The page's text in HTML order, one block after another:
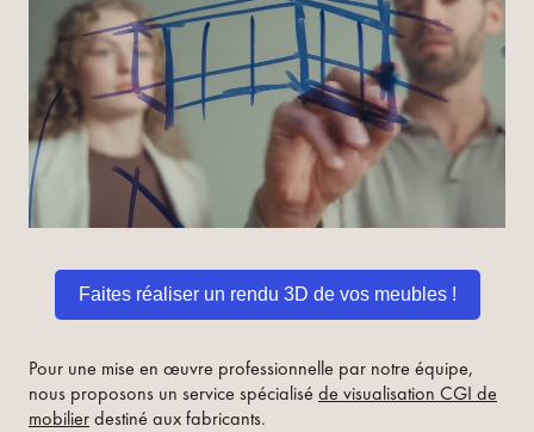
Faites réaliser un rendu 3D de vos meubles !
Pour une mise en œuvre professionnelle par notre équipe,
nous proposons un service spécialisé de visualisation CGI de
mobilierdestiné aux fabricants.